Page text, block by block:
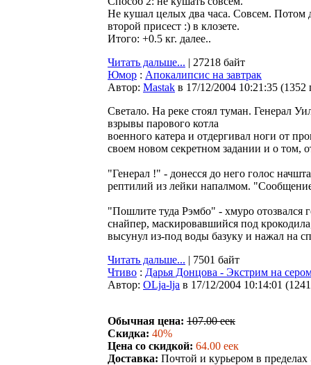
Не кушал целых два часа. Совсем. Потом
второй присест :) в клозете.
Итого: +0.5 кг. далее..
Читать дальше... | 27218 байт
Юмор : Апокалипсис на завтрак
Автор: Мastak в 17/12/2004 10:21:35 (1352
Светало. На реке стоял туман. Генерал
взрывы парового котла
военного катера и отдергивал ноги от
своем новом секретном задании и о том,
"Генерал !" - донесся до него голос
рептилий из лейки напалмом.
"Пошлите туда Рэмбо" - хмуро отозвался
снайпер, маскировавшийся под
высунул из-под воды базуку и нажал на
Читать дальше... | 7501 байт
Чтиво : Дарья Донцова - Экстрим на
Автор: OLja-lja в 17/12/2004 10:14:01 (
Обычная цена: 107.00 eeк
Скидка: 40%
Цена со скидкой: 64.00 eeк
Доставка: Почтой и курьером в